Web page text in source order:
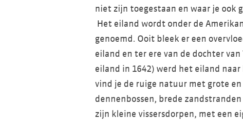
niet zijn toegestaan en waar je ook
Het eiland wordt onder de
genoemd. Ooit bleek er een
eiland en ter ere van de dochter
eiland in 1642) werd het eiland
vind je de ruige natuur met grote en
dennenbossen, brede
zijn kleine vissersdorpen, met een